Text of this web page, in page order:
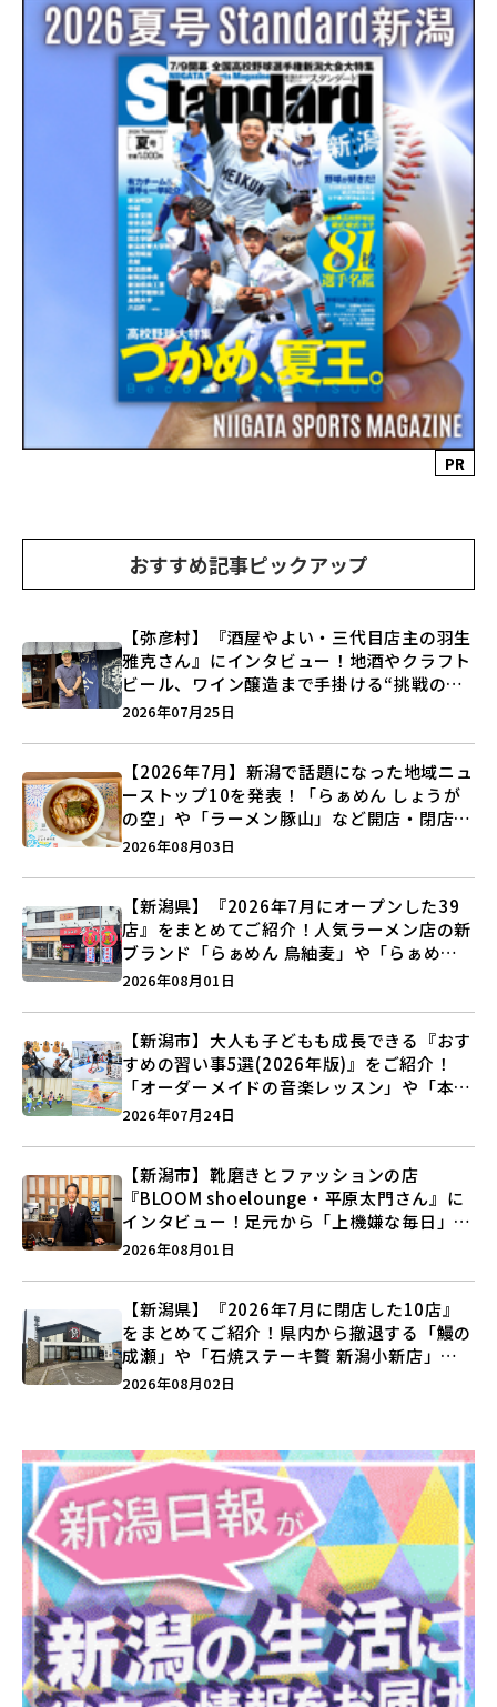
PR
おすすめ記事ピックアップ
【弥彦村】『酒屋やよい・三代目店主の羽生
雅克さん』にインタビュー！地酒やクラフト
ビール、ワイン醸造まで手掛ける“挑戦の歴
史”に迫る♪
2026年07月25日
【2026年7月】新潟で話題になった地域ニュ
ーストップ10を発表！「らぁめん しょうが
の空」や「ラーメン豚山」など開店・閉店の
注目記事をランキングでご紹介♪
2026年08月03日
【新潟県】『2026年7月にオープンした39
店』をまとめてご紹介！人気ラーメン店の新
ブランド「らぁめん 鳥紬麦」や「らぁめん
しょうがの空」など盛りだくさん♪
2026年08月01日
【新潟市】大人も子どもも成長できる『おす
すめの習い事5選(2026年版)』をご紹介！
「オーダーメイドの音楽レッスン」や「本格
キックボクシング」で新しい自分を見つけよ
2026年07月24日
【新潟市】靴磨きとファッションの店
『BLOOM shoelounge・平原太門さん』に
インタビュー！足元から「上機嫌な毎日」を
つくる装いの提案とは？
2026年08月01日
【新潟県】『2026年7月に閉店した10店』
をまとめてご紹介！県内から撤退する「鰻の
成瀬」や「石焼ステーキ贅 新潟小新店」が
営業に幕…。
2026年08月02日